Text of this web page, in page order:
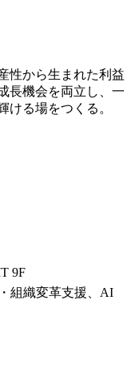
性から生まれた利益
長機会を両立し、一
ける場をつくる。
9F
組織変革支援、AI